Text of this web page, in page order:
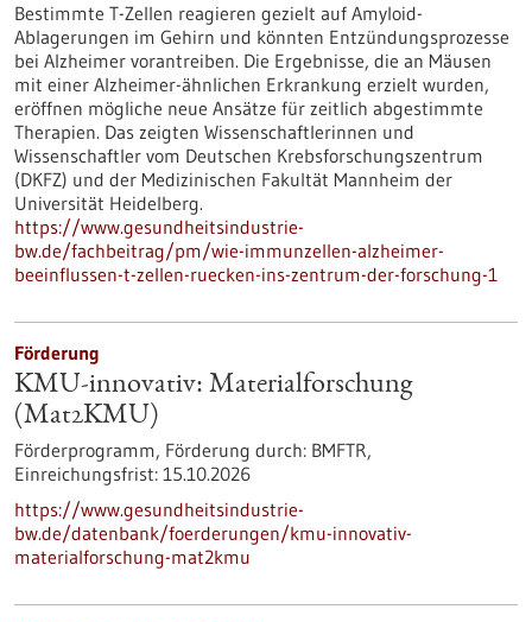
Bestimmte T-Zellen reagieren gezielt auf Amyloid-
Ablagerungen im Gehirn und könnten Entzündungsprozesse
bei Alzheimer vorantreiben. Die Ergebnisse, die an Mäusen
mit einer Alzheimer-ähnlichen Erkrankung erzielt wurden,
eröffnen mögliche neue Ansätze für zeitlich abgestimmte
Therapien. Das zeigten Wissenschaftlerinnen und
Wissenschaftler vom Deutschen Krebsforschungszentrum
(DKFZ) und der Medizinischen Fakultät Mannheim der
Universität Heidelberg.
https://www.gesundheitsindustrie-
bw.de/fachbeitrag/pm/wie-immunzellen-alzheimer-
beeinflussen-t-zellen-ruecken-ins-zentrum-der-forschung-1
Förderung
KMU-innovativ: Materialforschung
(Mat2KMU)
Förderprogramm, Förderung durch: BMFTR,
Einreichungsfrist: 15.10.2026
https://www.gesundheitsindustrie-
bw.de/datenbank/foerderungen/kmu-innovativ-
materialforschung-mat2kmu